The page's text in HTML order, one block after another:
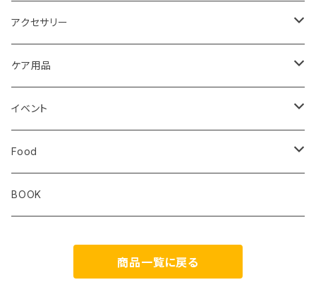
レディス
ジム トレーニング
Milestone
Altra
ibex
ULTIMATE DIRECTION
Drymax
Hiker Trash
OS1st
extremities
STRIDE
Ultimate Direction
Teton Bros.
RawLow Mountain Works
Okara
Rab
アクセサリー
Halo Commodity
Extremities
Km4k
Coros
HIKER TRASH
ケア用品
ROD
Correct Toes
Aggressive Design
イベント
Zero Limits in Niseko
Food
The Small Twist
BOOK
商品一覧に戻る